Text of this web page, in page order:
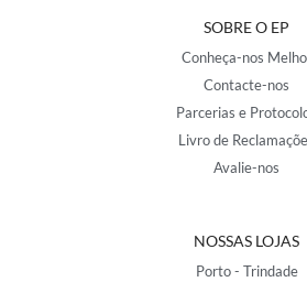
SOBRE O EP
Conheça-nos
Contacte-nos
Parcerias e
Livro de
Avalie-nos
NOSSAS LOJAS
Porto - Trindade